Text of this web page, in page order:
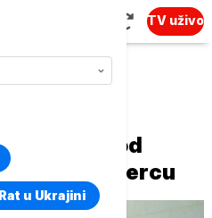
TV uživo
Rat u Ukrajini
očekuje od
u poseti Mercu